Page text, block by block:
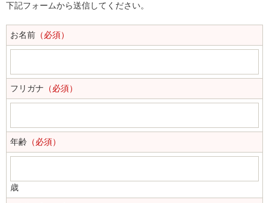
下記フォームから送信してください。
お名前 （必須）
フリガナ （必須）
年齢 （必須）
歳